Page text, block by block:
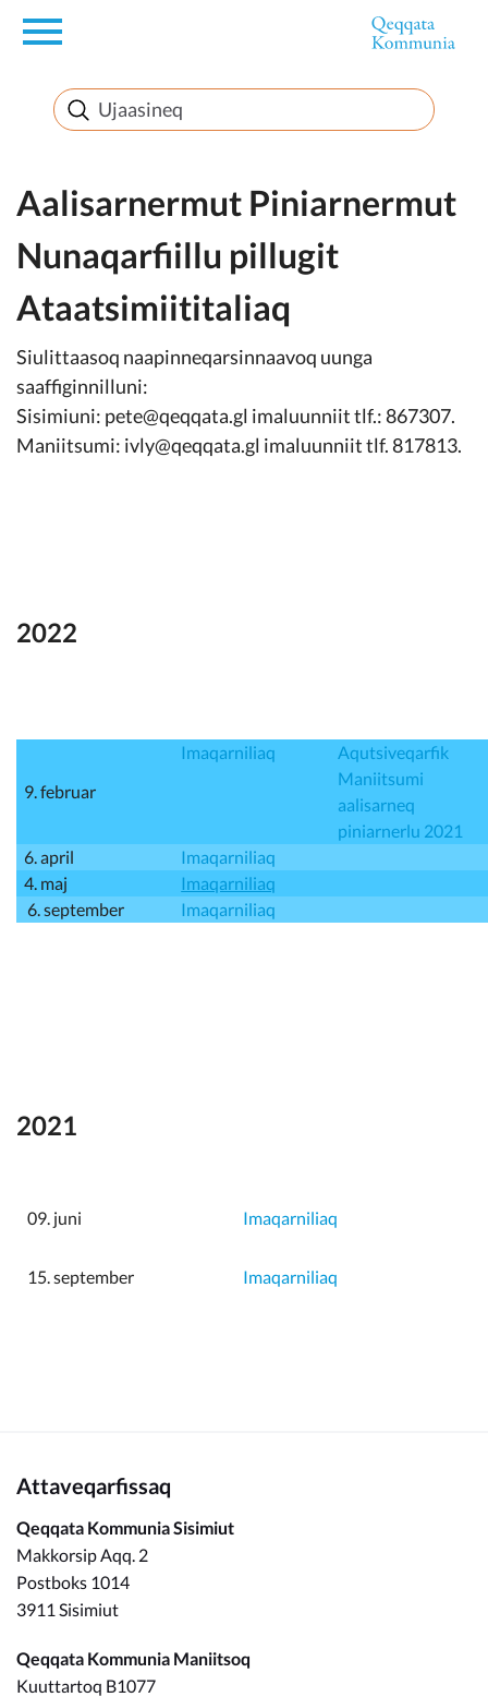
en
Innuttaasunut
Inuussutissarsiorneq
Politikki
Takornariat
Imminut sullinneq
Aalisarnermut Piniarnermut
Nunaqarfiillu pillugit
Ataatsimiititaliaq
Siulittaasoq naapinneqarsinnaavoq uunga
saaffiginnilluni:
Sisimiuni: pete@qeqqata.gl imaluunniit tlf.: 867307.
Maniitsumi: ivly@qeqqata.gl imaluunniit tlf. 817813.
2022
9. februar
Imaqarniliaq
Aqutsiveqarfik
Maniitsumi
aalisarneq
piniarnerlu 2021
6. april
Imaqarniliaq
4. maj
Imaqarniliaq
6. september
Imaqarniliaq
2021
09. juni Imaqarniliaq
15. september Imaqarniliaq
Attaveqarfissaq
Qeqqata Kommunia Sisimiut
Makkorsip Aqq. 2
Postboks 1014
3911 Sisimiut
Qeqqata Kommunia Maniitsoq
Kuuttartoq B1077